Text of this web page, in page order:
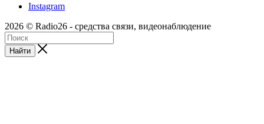
Instagram
2026 © Radio26 - средства связи, видеонаблюдение
Найти